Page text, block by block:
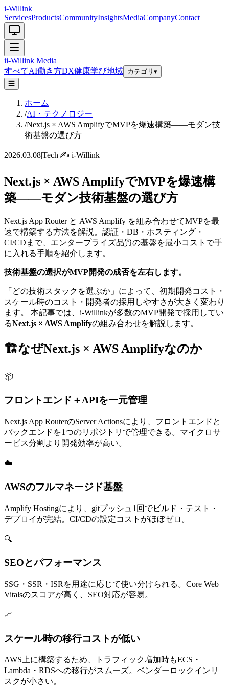
i-Willink
ServicesProductsCommunityInsightsMediaCompanyContact
ii-Willink Media
すべてAI働き方DX健康学び地域 カテゴリ ▾
☰
ホーム
/AI・テクノロジー
/Next.js × AWS AmplifyでMVPを爆速構築——モダン技
術基盤の選び方
2026.03.08|Tech|✍️ i-Willink
Next.js × AWS AmplifyでMVPを爆速構
築——モダン技術基盤の選び方
Next.js App Router と AWS Amplify を組み合わせてMVPを最
速で構築する方法を解説。認証・DB・ホスティング・
CI/CDまで、エンタープライズ品質の基盤を最小コストで手
に入れる手順を紹介します。
技術基盤の選択がMVP開発の成否を左右します。
「どの技術スタックを選ぶか」によって、初期開発コスト・
スケール時のコスト・開発者の採用しやすさが大きく変わり
ます。 本記事では、i-Willinkが多数のMVP開発で採用してい
るNext.js × AWS Amplifyの組み合わせを解説します。
🏗️なぜNext.js × AWS Amplifyなのか
📦
フロントエンド＋APIを一元管理
Next.js App RouterのServer Actionsにより、フロントエンドと
バックエンドを1つのリポジトリで管理できる。マイクロサ
ービス分割より開発効率が高い。
☁️
AWSのフルマネージド基盤
Amplify Hostingにより、gitプッシュ1回でビルド・テスト・
デプロイが完結。CI/CDの設定コストがほぼゼロ。
🔍
SEOとパフォーマンス
SSG・SSR・ISRを用途に応じて使い分けられる。Core Web
Vitalsのスコアが高く、SEO対応が容易。
📈
スケール時の移行コストが低い
AWS上に構築するため、トラフィック増加時もECS・
Lambda・RDSへの移行がスムーズ。ベンダーロックインリ
スクが小さい。